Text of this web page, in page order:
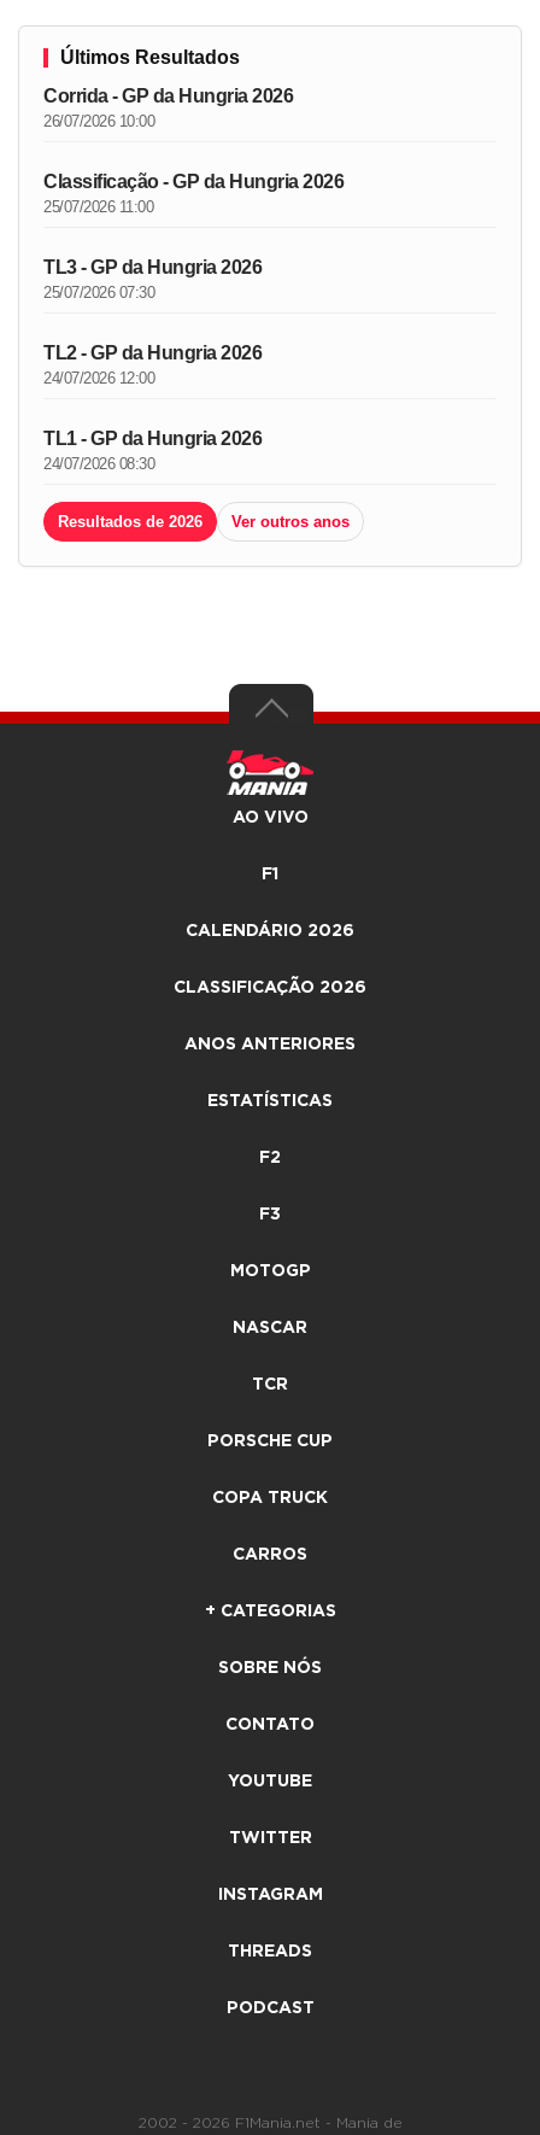
Últimos Resultados
Corrida - GP da Hungria 2026
26/07/2026 10:00
Classificação - GP da Hungria 2026
25/07/2026 11:00
TL3 - GP da Hungria 2026
25/07/2026 07:30
TL2 - GP da Hungria 2026
24/07/2026 12:00
TL1 - GP da Hungria 2026
24/07/2026 08:30
Resultados de 2026 Ver outros anos
AO VIVO
F1
CALENDÁRIO 2026
CLASSIFICAÇÃO 2026
ANOS ANTERIORES
ESTATÍSTICAS
F2
F3
MOTOGP
NASCAR
TCR
PORSCHE CUP
COPA TRUCK
CARROS
+ CATEGORIAS
SOBRE NÓS
CONTATO
YOUTUBE
TWITTER
INSTAGRAM
THREADS
PODCAST
2002 - 2026 F1Mania.net - Mania de